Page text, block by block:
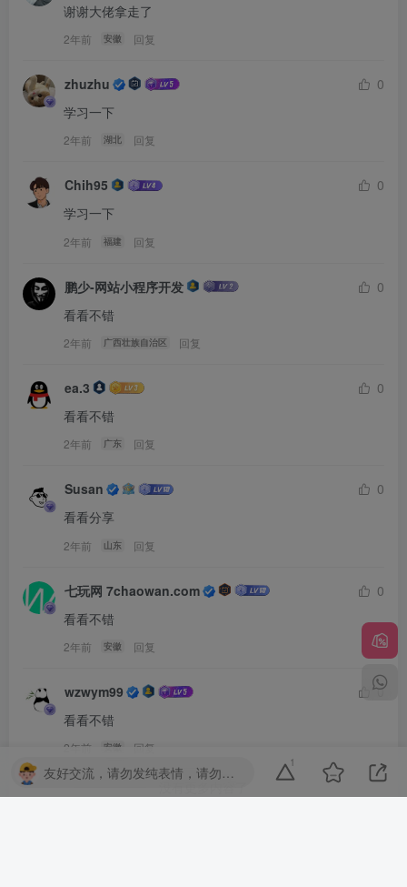
谢谢大佬拿走了
2年前 安徽 回复
zhuzhu
0
学习一下
2年前 湖北 回复
Chih95
0
学习一下
2年前 福建 回复
鹏少-网站小程序开发
0
看看不错
2年前 广西壮族自治区 回复
ea.3
0
看看不错
2年前 广东 回复
Susan
0
看看分享
2年前 山东 回复
七玩网 7chaowan.com
0
看看不错
2年前 安徽 回复
wzwym99
0
看看不错
2年前 安徽 回复
友好交流，请勿发纯表情，请勿灌水，违者封号喔
1